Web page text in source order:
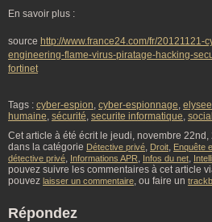
En savoir plus :
source http://www.france24.com/fr/20121121-
engineering-flame-virus-piratage-hacking-
fortinet
Tags : cyber-espion, cyber-espionnage, elysee
humaine, sécurité, securite informatique,
Cet article à été écrit le jeudi, novembre
dans la catégorie Détective privé, Droit, Enquête
détective privé, Informations APR, Infos du net,
pouvez suivre les commentaires à cet article
pouvez laisser un commentaire, ou faire un
Répondez